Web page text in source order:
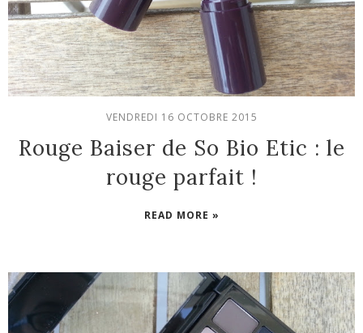
VENDREDI 16 OCTOBRE 2015
Rouge Baiser de So Bio Etic : le
rouge parfait !
READ MORE »